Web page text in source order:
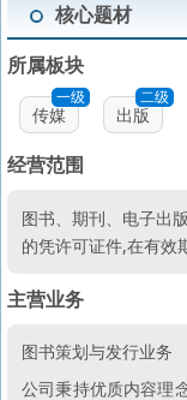
核心题材
所属板块
一级
传媒
二级
出版
经营范围
图书、期刊、电子出
的凭许可证件,在有效
主营业务
图书策划与发行业务
公司秉持优质内容理